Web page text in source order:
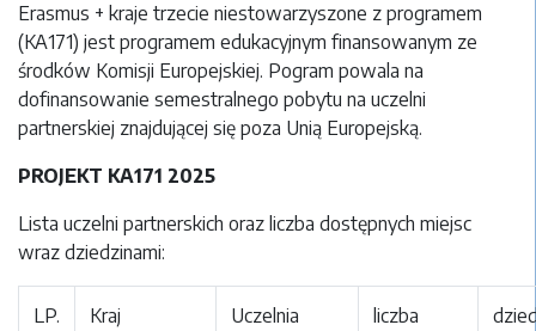
Erasmus + kraje trzecie niestowarzyszone z programem
(KA171) jest programem edukacyjnym finansowanym ze
środków Komisji Europejskiej. Pogram powala na
dofinansowanie semestralnego pobytu na uczelni
partnerskiej znajdującej się poza Unią Europejską.
PROJEKT KA171 2025
Lista uczelni partnerskich oraz liczba dostępnych miejsc
wraz dziedzinami:
LP. Kraj
Uczelnia
liczba